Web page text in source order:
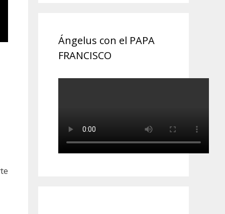
Ángelus con el PAPA
FRANCISCO